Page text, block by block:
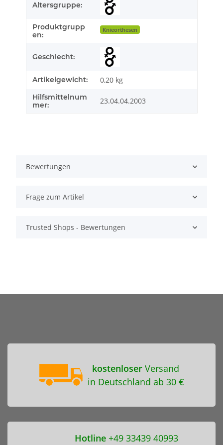
Altersgruppe:
Produktgrupp
en:
Knieorthesen
Geschlecht:
Artikelgewicht: 0,20 kg
Hilfsmittelnum
mer:
23.04.04.2003
Bewertungen
Frage zum Artikel
Trusted Shops - Bewertungen
kostenloser Versand
in Deutschland ab 30 €
Hotline+49 33439 40993